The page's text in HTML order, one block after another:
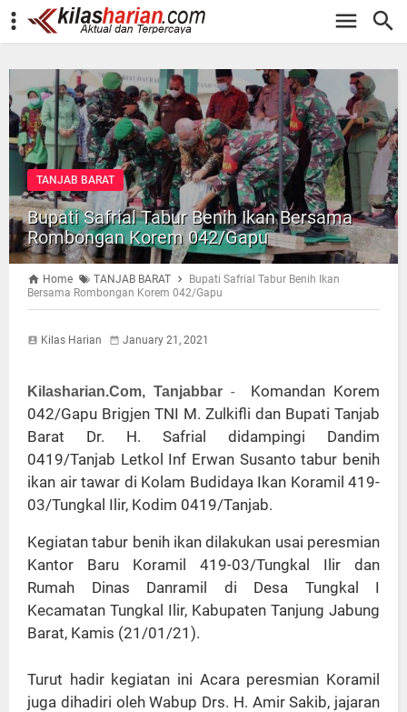
-->
TANJAB BARAT
Bupati Safrial Tabur Benih Ikan Bersama
Rombongan Korem 042/Gapu
Home TANJAB BARAT
Bupati Safrial Tabur Benih Ikan
Bersama Rombongan Korem 042/Gapu
Kilas Harian January 21, 2021
Kilasharian.Com, Tanjabbar - Komandan Korem
042/Gapu Brigjen TNI M. Zulkifli dan Bupati Tanjab
Barat Dr. H. Safrial didampingi Dandim
0419/Tanjab Letkol Inf Erwan Susanto tabur benih
ikan air tawar di Kolam Budidaya Ikan Koramil 419-
03/Tungkal Ilir, Kodim 0419/Tanjab.
Kegiatan tabur benih ikan dilakukan usai peresmian
Kantor Baru Koramil 419-03/Tungkal Ilir dan
Rumah Dinas Danramil di Desa Tungkal I
Kecamatan Tungkal Ilir, Kabupaten Tanjung Jabung
Barat, Kamis (21/01/21).
Turut hadir kegiatan ini Acara peresmian Koramil
juga dihadiri oleh Wabup Drs. H. Amir Sakib, jajaran